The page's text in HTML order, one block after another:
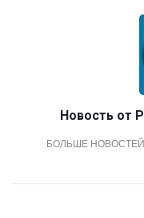
Новость от
БОЛЬШЕ